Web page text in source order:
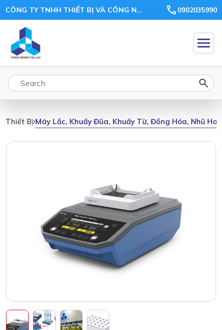
CÔNG TY TNHH THIẾT BỊ VÀ CÔNG NGHỆ CHÂU GIANG 0902035990
Thiết BịMáy Lắc, Khuấy Đũa, Khuấy Từ, Đồng Hóa, Nhũ Hoá